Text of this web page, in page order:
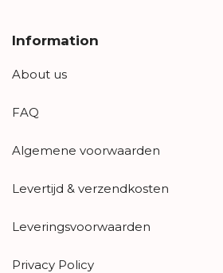
Information
About us
FAQ
Algemene voorwaarden
Levertijd & verzendkosten
Leveringsvoorwaarden
Privacy Policy